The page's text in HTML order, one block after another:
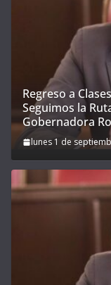
Regreso a
Seguimos la
Gobernadora
lunes 1 de